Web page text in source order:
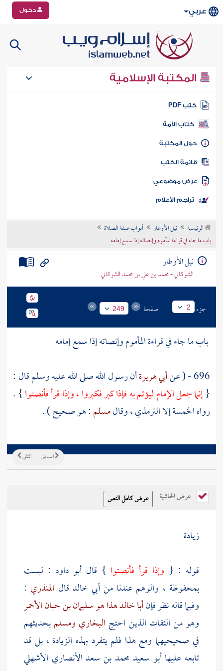
عربي دخول
المكتبة الإسلامية
كتب PDF
كتاب الأمة
المكتبة
الكتب
موضوعي
تراجم الأعلام
الرئيسية نيل الأوطار
أبواب صفة الصلاة
باب ما جاء في قراءة المأموم وإنصاته إذا سمع إمامه
نيل الأوطار
الشوكاني - محمد بن علي بن محمد الشوكاني
جزء 2 صفحة 249
باب ما جاء في قراءة المأموم وإنصاته إذا سمع إمامه
696 - ( عن
أبي هريرةأن رسول الله صلى الله عليه وسلم قال :
{إنما جعل الإمام ليؤتم به فإذا كبر فكبروا ، وإذا قرأ فأنصتوا} .
رواه الخمسة إلاالترمذي، وقالمسلم: هو صحيح ) .
التالي السابق
عرض الحاشية
زيادة
قوله : { وإذا قرأ فأنصتوا } قالأبو داود : ليست
بمحفوظة ، والوهم عندنا منأبي خالد قال المنذري :
وفيما قاله نظر فإنأبا خالد هذا هو سليمان بن حبان الأحمر
وهو من الثقات الذين احتج البخاري ومسلمبحديثهم
في صحيحيهما ومع هذا فلم يتفرد بهذه الزيادة ، بل قد
تابعه عليهاأبو سعيد محمد بن سعد الأنصاري الأشهلي